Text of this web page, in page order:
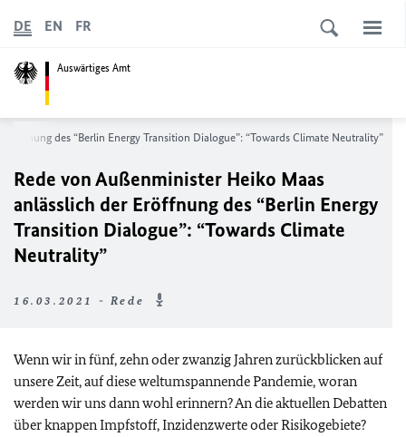
Auswärtiges Amt
DE EN FR
Eröffnung des “Berlin Energy Transition Dialogue”: “Towards Climate Neutrality”
Rede von Außenminister Heiko Maas
anlässlich der Eröffnung des “Berlin Energy
Transition Dialogue”: “Towards Climate
Neutrality”
16.03.2021 - Rede
Wenn wir in fünf, zehn oder zwanzig Jahren zurückblicken auf
unsere Zeit, auf diese weltumspannende Pandemie, woran
werden wir uns dann wohl erinnern? An die aktuellen Debatten
über knappen Impfstoff, Inzidenzwerte oder Risikogebiete?